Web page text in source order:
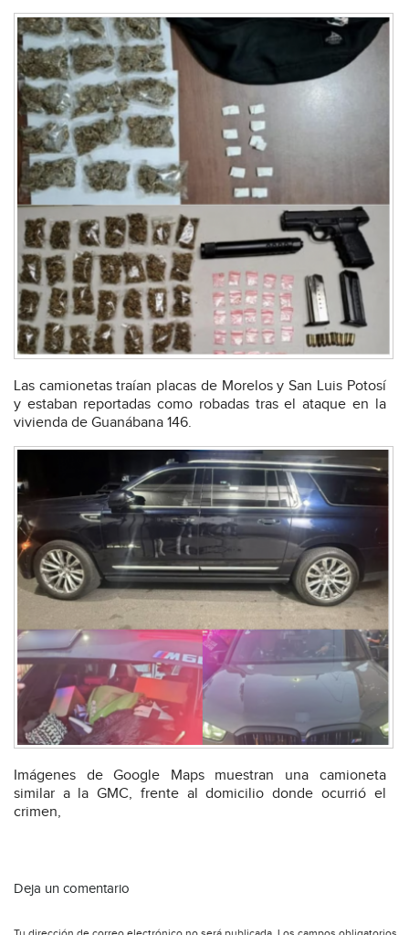
Las camionetas traían placas de Morelos y San Luis Potosí
y estaban reportadas como robadas tras el ataque en la
vivienda de Guanábana 146.
Imágenes de Google Maps muestran una camioneta
similar a la GMC, frente al domicilio donde ocurrió el
crimen,
Deja un comentario